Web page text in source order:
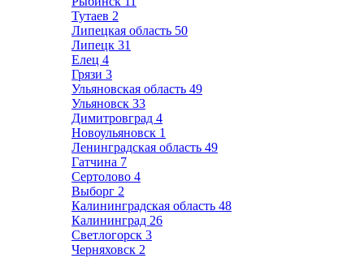
Тутаев 2
Липецкая область 50
Липецк 31
Елец 4
Грязи 3
Ульяновская область 49
Ульяновск 33
Димитровград 4
Новоульяновск 1
Ленинградская область 49
Гатчина 7
Сертолово 4
Выборг 2
Калининградская область 48
Калининград 26
Светлогорск 3
Черняховск 2